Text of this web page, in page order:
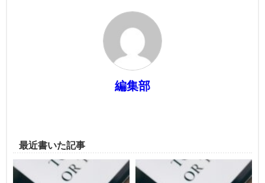
編集部
最近書いた記事